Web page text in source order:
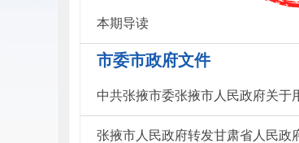
本期导读
市委市政府文件
中共张掖市委张掖市人民政府关于
张掖市人民政府转发甘肃省人民政